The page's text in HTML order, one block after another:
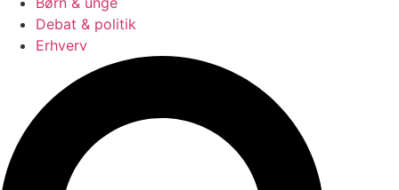
Debat & politik
Erhverv